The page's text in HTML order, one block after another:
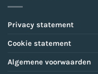
Privacy statement
Cookie statement
Algemene voorwaarden